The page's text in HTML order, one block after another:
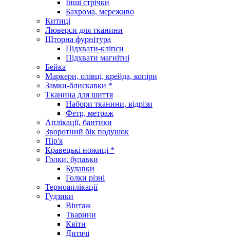
Інші стрічки
Бахрома, мереживо
Китиці
Люверси для тканини
Шторна фурнітура
Підхвати-кліпси
Підхвати магнітні
Бейка
Маркери, олівці, крейда, копіри
Замки-блискавки *
Тканина для шиття
Набори тканини, відрізи
Фетр, метраж
Аплікації, бантики
Зворотний бік подушок
Пір'я
Кравецькі ножиці *
Голки, булавки
Булавки
Голки різні
Термоаплікації
Гудзики
Вінтаж
Тварини
Квіти
Дитячі